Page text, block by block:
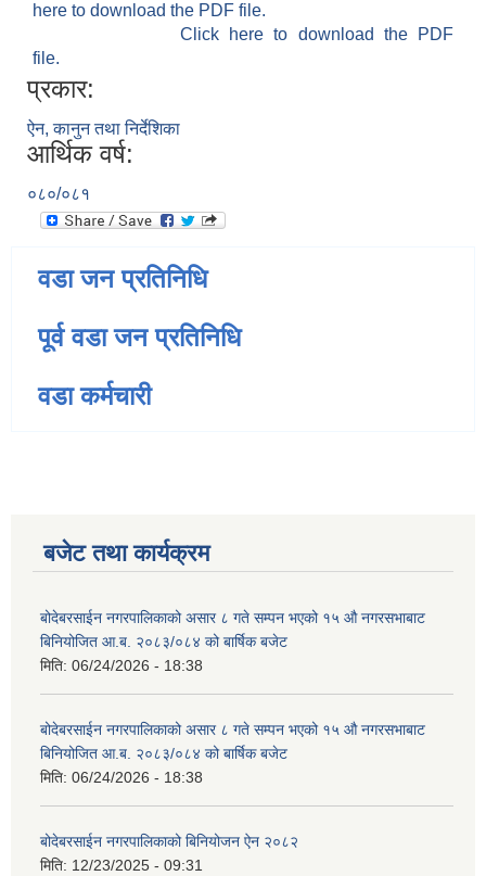
here to download the PDF file.
Click here to download the PDF
file.
प्रकार:
ऐन, कानुन तथा निर्देशिका
आर्थिक वर्ष:
०८०/०८१
वडा जन प्रतिनिधि
पूर्व वडा जन प्रतिनिधि
वडा कर्मचारी
बजेट तथा कार्यक्रम
बोदेबरसाईन नगरपालिकाको असार ८ गते सम्पन भएको १५ ‍‍‍औ नगरसभाबाट
बिनियोजित आ.ब. २०८३/०८४ को बार्षिक बजेट
मिति: 06/24/2026 - 18:38
बोदेबरसाईन नगरपालिकाको असार ८ गते सम्पन भएको १५ ‍‍‍औ नगरसभाबाट
बिनियोजित आ.ब. २०८३/०८४ को बार्षिक बजेट
मिति: 06/24/2026 - 18:38
बोदेबरसाईन नगरपालिकाको बिनियोजन ऐन २०८२
मिति: 12/23/2025 - 09:31